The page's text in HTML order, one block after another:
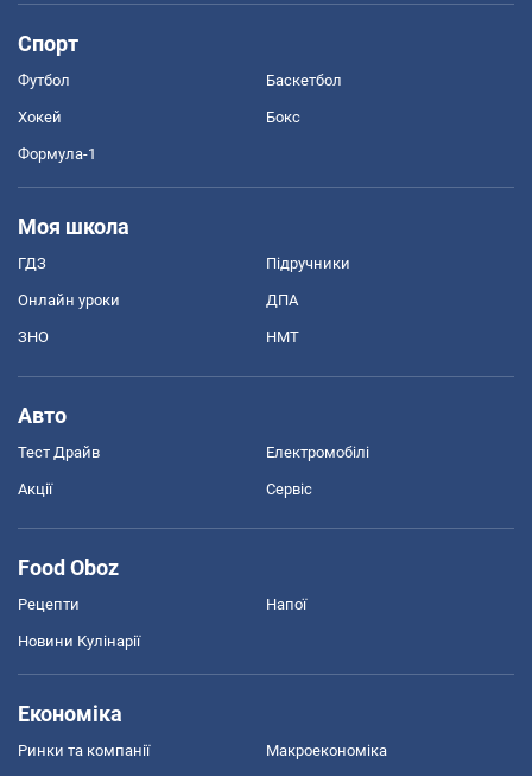
Спорт
Футбол Баскетбол
Хокей Бокс
Формула-1
Моя школа
ГДЗ Підручники
Онлайн уроки ДПА
ЗНО НМТ
Авто
Тест Драйв Електромобілі
Акції Сервіс
Food Oboz
Рецепти Напої
Новини Кулінарії
Економіка
Ринки та компанії Макроекономіка